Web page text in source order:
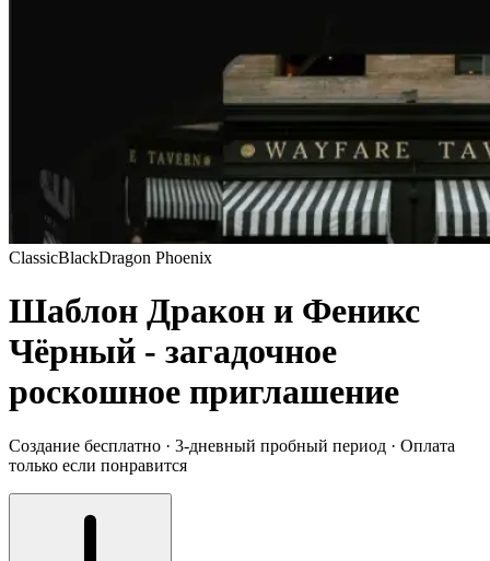
ClassicBlackDragon Phoenix
Шаблон Дракон и Феникс
Чёрный - загадочное
роскошное приглашение
Создание бесплатно · 3-дневный пробный период · Оплата
только если понравится